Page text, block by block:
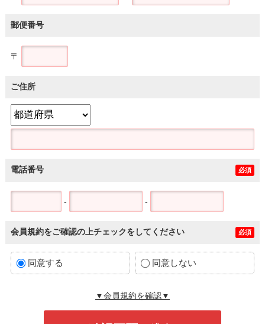
郵便番号
〒
ご住所
電話番号 必須
- -
会員規約をご確認の上チェックをしてください 必須
同意する 同意しない
▼会員規約を確認▼